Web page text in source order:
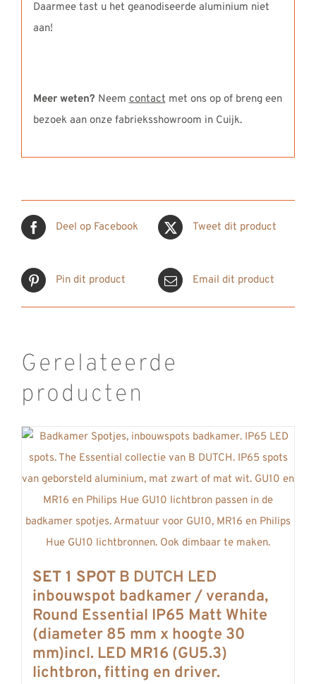
Daarmee tast u het geanodiseerde aluminium niet
aan!
Meer weten? Neemcontactmet ons op of breng een
bezoek aan onze fabrieksshowroom in Cuijk.
Deel op Facebook Tweet dit product
Pin dit product Email dit product
Gerelateerde
producten
SET 1 SPOT B DUTCH LED
inbouwspot badkamer / veranda,
Round Essential IP65 Matt White
(diameter 85 mm x hoogte 30
mm)incl. LED MR16 (GU5.3)
lichtbron, fitting en driver.